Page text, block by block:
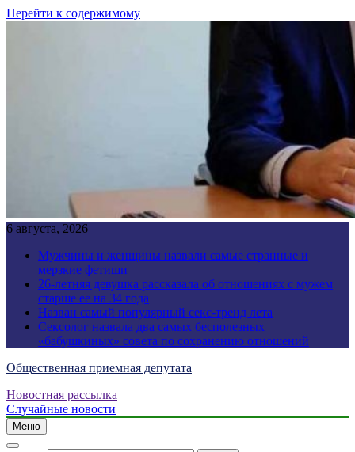
Перейти к содержимому
6 августа, 2026
Мужчины и женщины назвали самые странные и
мерзкие фетиши
26-летняя девушка рассказала об отношениях с мужем
старше ее на 34 года
Назван самый популярный секс-тренд лета
Сексолог назвала два самых бесполезных
«бабушкиных» совета по сохранению отношений
Общественная приемная депутата
Новостная рассылка
Случайные новости
Меню